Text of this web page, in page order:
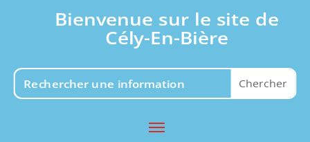
Bienvenue sur le site de
Cély-En-Bière